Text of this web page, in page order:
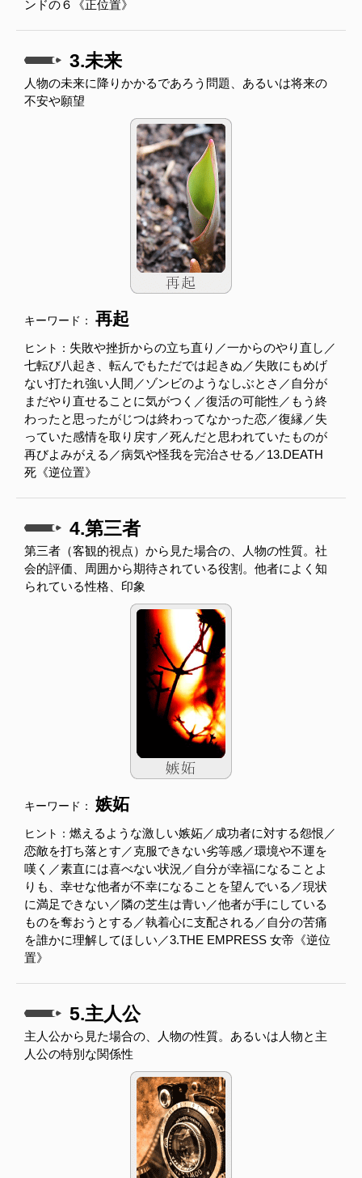
ンドの６《正位置》
3.未来
人物の未来に降りかかるであろう問題、あるいは将来の
不安や願望
キーワード： 再起
ヒント： 失敗や挫折からの立ち直り／一からのやり直し／
七転び八起き、転んでもただでは起きぬ／失敗にもめげ
ない打たれ強い人間／ゾンビのようなしぶとさ／自分が
まだやり直せることに気がつく／復活の可能性／もう終
わったと思ったがじつは終わってなかった恋／復縁／失
っていた感情を取り戻す／死んだと思われていたものが
再びよみがえる／病気や怪我を完治させる／13.DEATH
死《逆位置》
4.第三者
第三者（客観的視点）から見た場合の、人物の性質。社
会的評価、周囲から期待されている役割。他者によく知
られている性格、印象
キーワード： 嫉妬
ヒント： 燃えるような激しい嫉妬／成功者に対する怨恨／
恋敵を打ち落とす／克服できない劣等感／環境や不運を
嘆く／素直には喜べない状況／自分が幸福になることよ
りも、幸せな他者が不幸になることを望んでいる／現状
に満足できない／隣の芝生は青い／他者が手にしている
ものを奪おうとする／執着心に支配される／自分の苦痛
を誰かに理解してほしい／3.THE EMPRESS 女帝《逆位
置》
5.主人公
主人公から見た場合の、人物の性質。あるいは人物と主
人公の特別な関係性